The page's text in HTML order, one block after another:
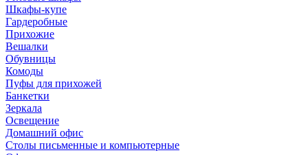
Шкафы-купе
Гардеробные
Прихожие
Вешалки
Обувницы
Комоды
Пуфы для прихожей
Банкетки
Зеркала
Освещение
Домашний офис
Столы письменные и компьютерные